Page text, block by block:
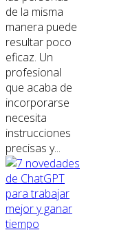
de la misma
manera puede
resultar poco
eficaz. Un
profesional
que acaba de
incorporarse
necesita
instrucciones
precisas y...